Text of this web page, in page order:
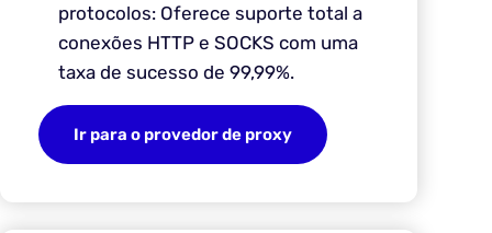
protocolos: Oferece suporte total a
conexões HTTP e SOCKS com uma
taxa de sucesso de 99,99%.
Ir para o provedor de proxy